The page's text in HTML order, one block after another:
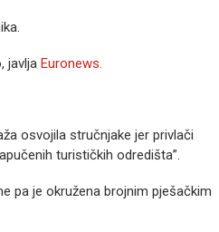
javlja Euronews.
osvojila stručnjake jer privlači
turističkih odredišta”.
pa je okružena brojnim pješačkim